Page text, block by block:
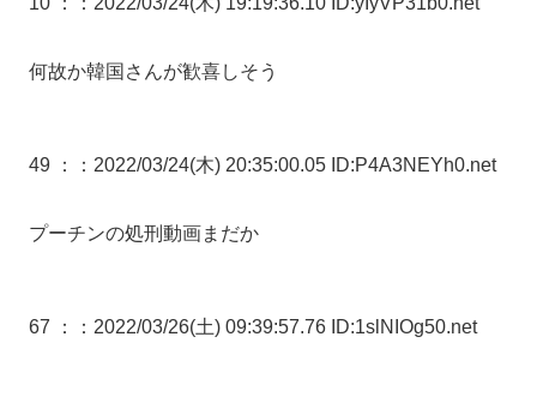
何故か韓国さんが歓喜しそう
49 ： ：2022/03/24(木) 20:35:00.05 ID:P4A3NEYh0.net
プーチンの処刑動画まだか
67 ： ：2022/03/26(土) 09:39:57.76 ID:1slNIOg50.net